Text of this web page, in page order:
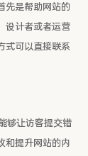
先是帮助网站的
设计者或者运营
式可以直接联系
够让访客提交错
和提升网站的内